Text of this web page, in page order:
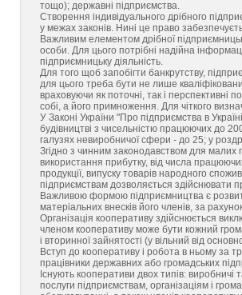
тощо); державні підприємства.
Створення індивідуального дрібного
у межах законів. Нині це право
Важливим елементом дрібної
особи. Для цього потрібні надійна
підприємницьку діяльність.
Для того щоб запобігти банкрутству,
для цього треба бути не лише
враховуючи як поточні, так і перспективні
собі, а його примноження. Для чіткого
У Законі України "Про підприємства в
будівництві з чисельністю працюючих до
галузях невиробничої сфери - до 25; у
Згідно з чинним законодавством для малих
використання прибутку, від числа
продукції, випуску товарів народного
підприємствам дозволяється здійснювати
Важливою формою підприємництва є
матеріальних внесків його членів, за
Організація кооперативу здійснюється
членом кооперативу може бути кожний
і вторинної зайнятості (у вільний від
Вступ до кооперативу і робота в ньому за
працівники державних або громадських
Існують кооперативи двох типів:
послуги підприємствам, організаціям і